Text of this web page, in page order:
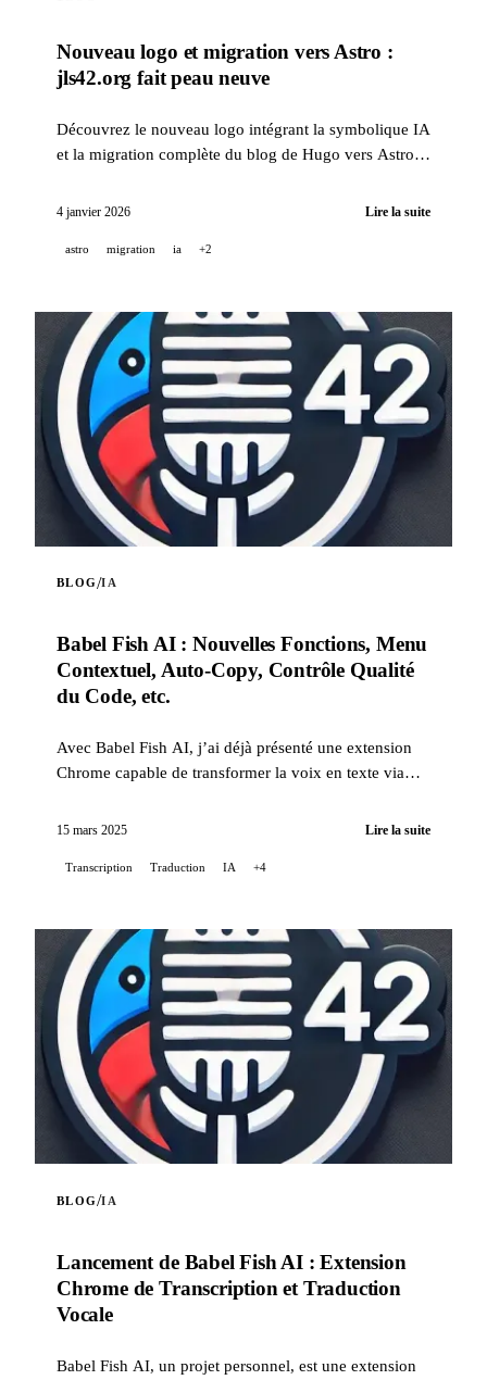
Nouveau logo et migration vers Astro :
jls42.org fait peau neuve
Découvrez le nouveau logo intégrant la symbolique IA
et la migration complète du blog de Hugo vers Astro,
4 janvier 2026 Lire la suite
astro migration ia +2
BLOG/IA
Babel Fish AI : Nouvelles Fonctions, Menu
Contextuel, Auto-Copy, Contrôle Qualité
du Code, etc.
Avec Babel Fish AI, j’ai déjà présenté une extension
Chrome capable de transformer la voix en texte via
traduct...
15 mars 2025 Lire la suite
Transcription Traduction IA +4
BLOG/IA
Lancement de Babel Fish AI : Extension
Chrome de Transcription et Traduction
Vocale
Babel Fish AI, un projet personnel, est une extension